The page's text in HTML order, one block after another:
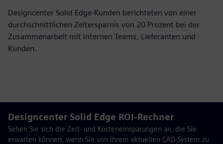
Designcenter Solid Edge-Kunden berichteten von einer
durchschnittlichen Zeitersparnis von 20 Prozent bei der
Zusammenarbeit mit internen Teams, Lieferanten und
Kunden.
Designcenter Solid Edge ROI-Rechner
Sehen Sie sich die Zeit- und Kosteneinsparungen an, die Sie
erwarten können, wenn Sie von Ihrem aktuellen CAD-System zu